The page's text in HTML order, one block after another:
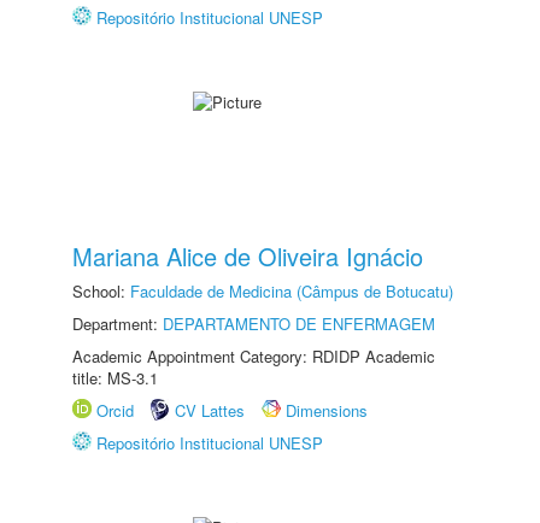
Repositório Institucional UNESP
Mariana Alice de Oliveira Ignácio
School: Faculdade de Medicina (Câmpus de Botucatu)
Department: DEPARTAMENTO DE ENFERMAGEM
Academic Appointment Category: RDIDP Academic
title: MS-3.1
Orcid
CV Lattes
Dimensions
Repositório Institucional UNESP